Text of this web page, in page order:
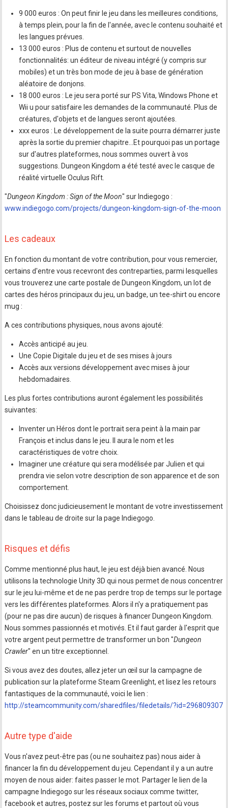
9 000 euros : On peut finir le jeu dans les meilleures conditions,
à temps plein, pour la fin de l'année, avec le contenu souhaité et
les langues prévues.
13 000 euros : Plus de contenu et surtout de nouvelles
fonctionnalités: un éditeur de niveau intégré (y compris sur
mobiles) et un très bon mode de jeu à base de génération
aléatoire de donjons.
18 000 euros : Le jeu sera porté sur PS Vita, Windows Phone et
Wii u pour satisfaire les demandes de la communauté. Plus de
créatures, d'objets et de langues seront ajoutées.
xxx euros : Le développement de la suite pourra démarrer juste
après la sortie du premier chapitre...Et pourquoi pas un portage
sur d'autres plateformes, nous sommes ouvert à vos
suggestions. Dungeon Kingdom a été testé avec le casque de
réalité virtuelle Oculus Rift.
"Dungeon Kingdom : Sign of the Moon" sur Indiegogo :
www.indiegogo.com/projects/dungeon-kingdom-sign-of-the-moon
Les cadeaux
En fonction du montant de votre contribution, pour vous remercier,
certains d'entre vous recevront des contreparties, parmi lesquelles
vous trouverez une carte postale de Dungeon Kingdom, un lot de
cartes des héros principaux du jeu, un badge, un tee-shirt ou encore
mug :
A ces contributions physiques, nous avons ajouté:
Accès anticipé au jeu.
Une Copie Digitale du jeu et de ses mises à jours
Accès aux versions développement avec mises à jour
hebdomadaires.
Les plus fortes contributions auront également les possibilités
suivantes:
Inventer un Héros dont le portrait sera peint à la main par
François et inclus dans le jeu. Il aura le nom et les
caractéristiques de votre choix.
Imaginer une créature qui sera modélisée par Julien et qui
prendra vie selon votre description de son apparence et de son
comportement.
Choisissez donc judicieusement le montant de votre investissement
dans le tableau de droite sur la page Indiegogo.
Risques et défis
Comme mentionné plus haut, le jeu est déjà bien avancé. Nous
utilisons la technologie Unity 3D qui nous permet de nous concentrer
sur le jeu lui-même et de ne pas perdre trop de temps sur le portage
vers les différentes plateformes. Alors il n'y a pratiquement pas
(pour ne pas dire aucun) de risques à financer Dungeon Kingdom.
Nous sommes passionnés et motivés. Et il faut garder à l'esprit que
votre argent peut permettre de transformer un bon "Dungeon
Crawler" en un titre exceptionnel.
Si vous avez des doutes, allez jeter un œil sur la campagne de
publication sur la plateforme Steam Greenlight, et lisez les retours
fantastiques de la communauté, voici le lien :
http://steamcommunity.com/sharedfiles/filedetails/?id=296809307
Autre type d'aide
Vous n'avez peut-être pas (ou ne souhaitez pas) nous aider à
financer la fin du développement du jeu. Cependant il y a un autre
moyen de nous aider: faites passer le mot. Partager le lien de la
campagne Indiegogo sur les réseaux sociaux comme twitter,
facebook et autres, postez sur les forums et partout où vous